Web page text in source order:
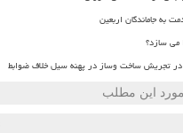
به جاماندگان اربعین
سازد؟
در تجریش ساخت وساز در پهنه سیل خلاف ضوابط
مورد این مطلب